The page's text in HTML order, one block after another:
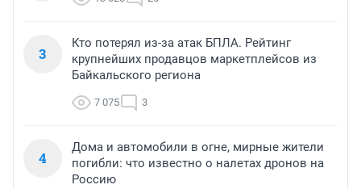
3
Кто потерял из-за атак БПЛА. Рейтинг
крупнейших продавцов маркетплейсов из
Байкальского региона
7 075 3
4
Дома и автомобили в огне, мирные жители
погибли: что известно о налетах дронов на
Россию